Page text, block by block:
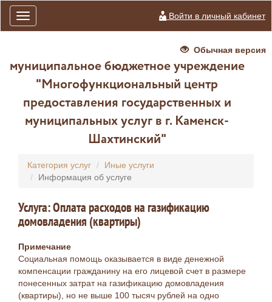
Toggle
navigation
Войти в личный кабинет
Обычная версия
муниципальное бюджетное учреждение
"Многофункциональный центр
предоставления государственных и
муниципальных услуг в г. Каменск-
Шахтинский"
Категория услуг
Иные услуги
Информация об услуге
Услуга: Оплата расходов на газификацию
домовладения (квартиры)
Примечание
Социальная помощь оказывается в виде денежной
компенсации гражданину на его лицевой счет в размере
понесенных затрат на газификацию домовладения
(квартиры), но не выше 100 тысяч рублей на одно